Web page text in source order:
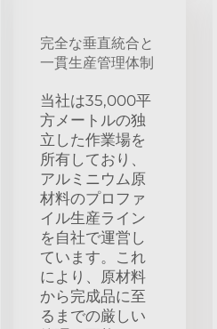
完全な垂直統合と
一貫生産管理体制
当社は35,000平
方メートルの独
立した作業場を
所有しており、
アルミニウム原
材料のプロファ
イル生産ライン
を自社で運営し
ています。これ
により、原材料
から完成品に至
るまでの厳しい